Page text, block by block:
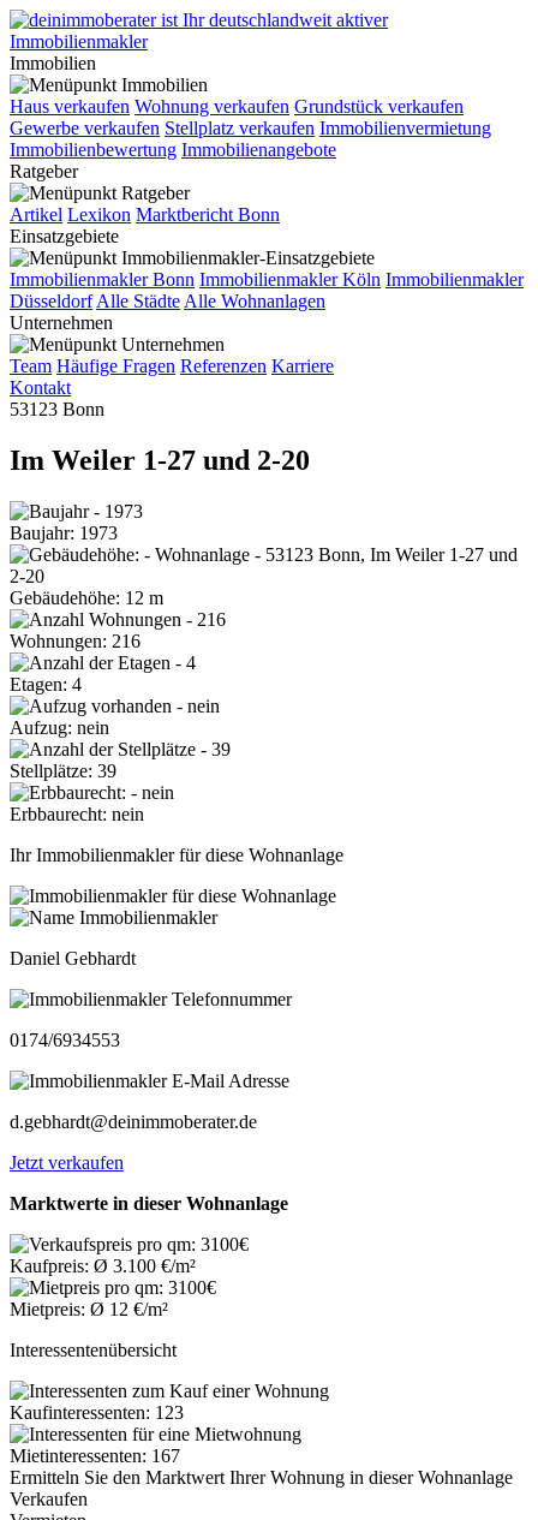
Immobilien
Haus verkaufen Wohnung verkaufen Grundstück verkaufen
Gewerbe verkaufen Stellplatz verkaufen Immobilienvermietung
Immobilienbewertung Immobilienangebote
Ratgeber
Artikel Lexikon Marktbericht Bonn
Einsatzgebiete
Immobilienmakler Bonn Immobilienmakler Köln Immobilienmakler
Düsseldorf Alle Städte Alle Wohnanlagen
Unternehmen
Team Häufige Fragen Referenzen Karriere
Kontakt
53123 Bonn
Im Weiler 1-27 und 2-20
Baujahr: 1973
Gebäudehöhe: 12 m
Wohnungen: 216
Etagen: 4
Aufzug: nein
Stellplätze: 39
Erbbaurecht: nein
Ihr Immobilienmakler für diese Wohnanlage
Daniel Gebhardt
0174/6934553
d.gebhardt@deinimmoberater.de
Jetzt verkaufen
Marktwerte in dieser Wohnanlage
Kaufpreis: Ø 3.100 €/m²
Mietpreis: Ø 12 €/m²
Interessentenübersicht
Kaufinteressenten: 123
Mietinteressenten: 167
Ermitteln Sie den Marktwert Ihrer Wohnung in dieser Wohnanlage
Verkaufen